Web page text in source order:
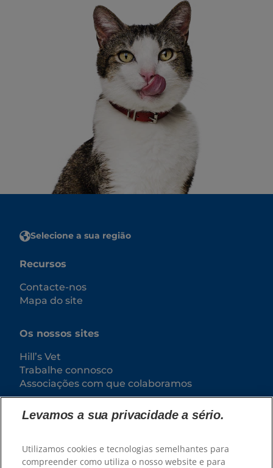
Selecione a sua região
Recursos
Contacte-nos
Mapa do site
Os nossos sites
Hill’s Vet
Trabalhe connosco
Associações com que colaboramos
Levamos a sua privacidade a sério.
Utilizamos cookies e tecnologias semelhantes para
compreender como utiliza o nosso website e para